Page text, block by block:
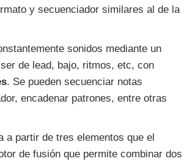
y secuenciador similares al de la
sonidos mediante un
de lead, bajo, ritmos, etc, con
. Se pueden secuenciar notas
encadenar patrones, entre otras
a partir de tres elementos que el
de fusión que permite combinar dos